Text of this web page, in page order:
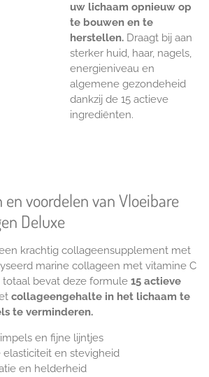
uw lichaam opnieuw op
te bouwen en te
herstellen. Draagt bij aan
sterker huid, haar, nagels,
energieniveau en
algemene gezondeheid
dankzij de 15 actieve
ingrediënten.
en voordelen van Vloeibare
Deluxe
krachtig collageensupplement met
marine collageen met vitamine C
bevat deze formule 15actieve
collageengehalte in het lichaam te
te verminderen.
en fijne lijntjes
en stevigheid
en helderheid